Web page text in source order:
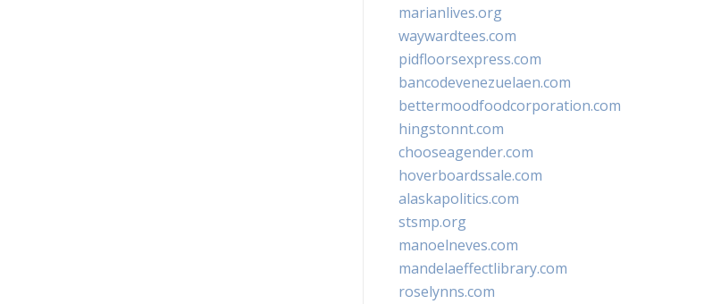
marianlives.org
waywardtees.com
pidfloorsexpress.com
bancodevenezuelaen.com
bettermoodfoodcorporation.com
hingstonnt.com
chooseagender.com
hoverboardssale.com
alaskapolitics.com
stsmp.org
manoelneves.com
mandelaeffectlibrary.com
roselynns.com